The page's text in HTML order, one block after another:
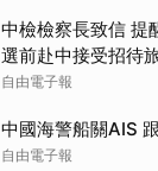
中檢檢察長致信 提
選前赴中接受招待
自由電子報
中國海警船關AIS
自由電子報